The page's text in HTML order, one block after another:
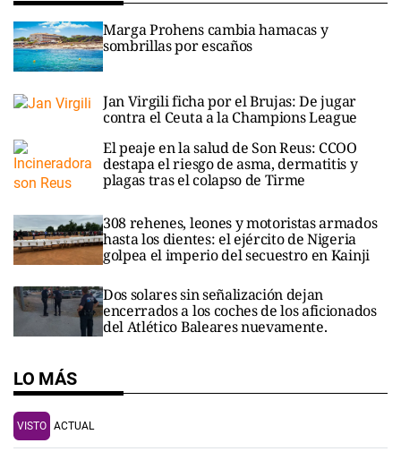
Marga Prohens cambia hamacas y
sombrillas por escaños
Jan Virgili ficha por el Brujas: De jugar
contra el Ceuta a la Champions League
El peaje en la salud de Son Reus: CCOO
destapa el riesgo de asma, dermatitis y
plagas tras el colapso de Tirme
308 rehenes, leones y motoristas armados
hasta los dientes: el ejército de Nigeria
golpea el imperio del secuestro en Kainji
Dos solares sin señalización dejan
encerrados a los coches de los aficionados
del Atlético Baleares nuevamente.
LO MÁS
VISTO ACTUAL